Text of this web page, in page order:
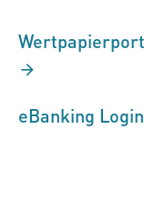
eBanking Login